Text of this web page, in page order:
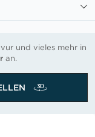
und vieles mehr in
an.